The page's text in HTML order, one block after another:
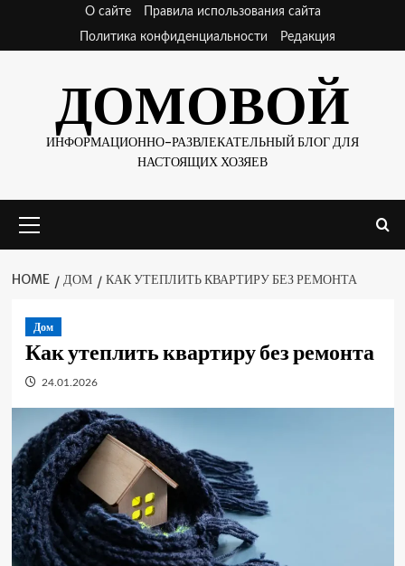
content
О сайте
Правила использования сайта
Политика конфиденциальности
Редакция
ДОМОВОЙ
ИНФОРМАЦИОННО-РАЗВЛЕКАТЕЛЬНЫЙ БЛОГ ДЛЯ
НАСТОЯЩИХ ХОЗЯЕВ
Menu
HOME ДОМ КАК УТЕПЛИТЬ КВАРТИРУ БЕЗ РЕМОНТА
Дом
Как утеплить квартиру без ремонта
24.01.2026